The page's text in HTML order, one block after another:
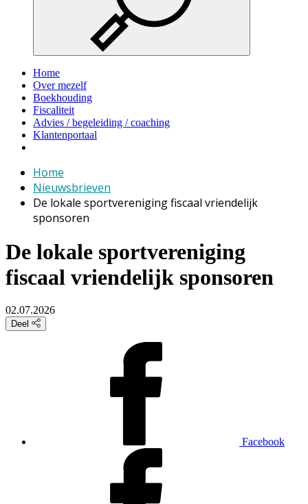
Home
Over mezelf
Boekhouding
Fiscaliteit
Advies / begeleiding / coaching
Klantenportaal
Home
Nieuwsbrieven
De lokale sportvereniging fiscaal vriendelijk
sponsoren
De lokale sportvereniging
fiscaal vriendelijk sponsoren
02.07.2026
Deel
Facebook